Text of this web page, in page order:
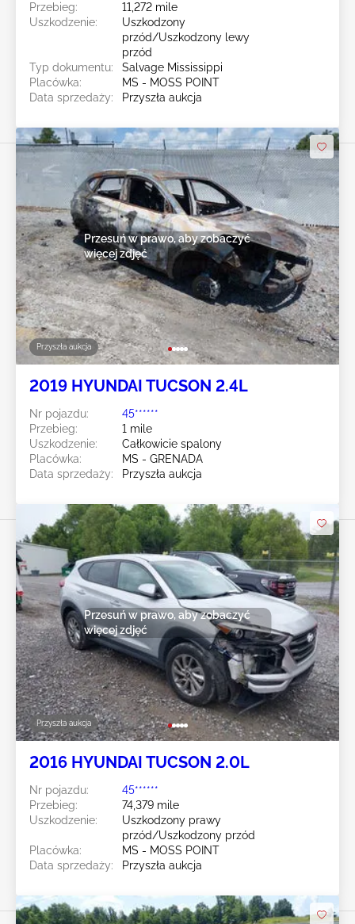
Przebieg:
11,272 mile
Uszkodzenie:
Uszkodzony
przód/Uszkodzony lewy
przód
Typ dokumentu:
Salvage Mississippi
Placówka:
MS - MOSS POINT
Data sprzedaży:
Przyszła aukcja
Przyszła aukcja
Przesuń w prawo, aby zobaczyć
więcej zdjęć
2019 HYUNDAI TUCSON 2.4L
Nr pojazdu:
45******
Przebieg:
1 mile
Uszkodzenie:
Całkowicie spalony
Placówka:
MS - GRENADA
Data sprzedaży:
Przyszła aukcja
Przyszła aukcja
Przesuń w prawo, aby zobaczyć
więcej zdjęć
2016 HYUNDAI TUCSON 2.0L
Nr pojazdu:
45******
Przebieg:
74,379 mile
Uszkodzenie:
Uszkodzony prawy
przód/Uszkodzony przód
Placówka:
MS - MOSS POINT
Data sprzedaży:
Przyszła aukcja